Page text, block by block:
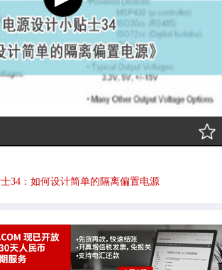
34：如何设计简单的隔离偏置电源